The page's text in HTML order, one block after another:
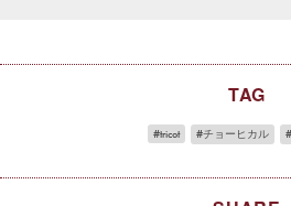
TAG
tricot チョーヒカル